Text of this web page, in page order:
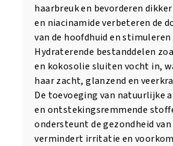
haarbreuk en bevorderen dikker
en niacinamide verbeteren de
van de hoofdhuid en
Hydraterende bestanddelen
en kokosolie sluiten vocht in,
haar zacht, glanzend en
De toevoeging van natuurlijke
en ontstekingsremmende
ondersteunt de gezondheid
vermindert irritatie en